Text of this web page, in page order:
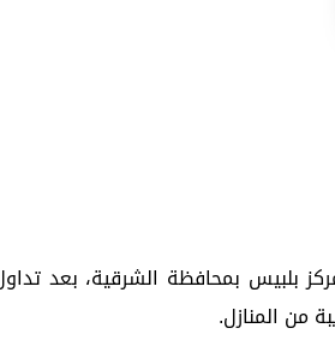
بلبيس بمحافظة الشرقية، بعد
من المنازل.